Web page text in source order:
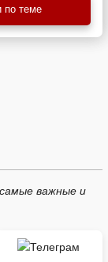
по теме
важные и